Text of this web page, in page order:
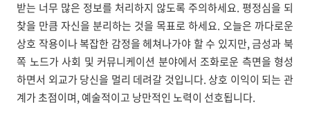
받는 너무 많은 정보를 처리하지 않도록 주의하세요. 평정심을 되
찾을 만큼 자신을 분리하는 것을 목표로 하세요. 오늘은 까다로운
상호 작용이나 복잡한 감정을 헤쳐나가야 할 수 있지만, 금성과 북
쪽 노드가 사회 및 커뮤니케이션 분야에서 조화로운 측면을 형성
하면서 외교가 당신을 멀리 데려갈 것입니다. 상호 이익이 되는 관
계가 초점이며, 예술적이고 낭만적인 노력이 선호됩니다.